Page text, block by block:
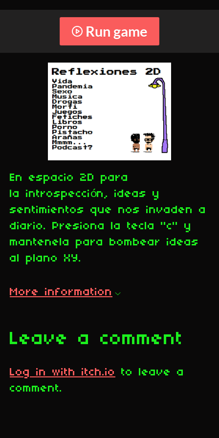
Run game
En espacio 2D para
la introspección, ideas y
sentimientos que nos invaden a
diario. Presiona la tecla "c" y
mantenela para bombear ideas
al plano XY.
More information
Leave a comment
Log in with itch.io
to leave a
comment.